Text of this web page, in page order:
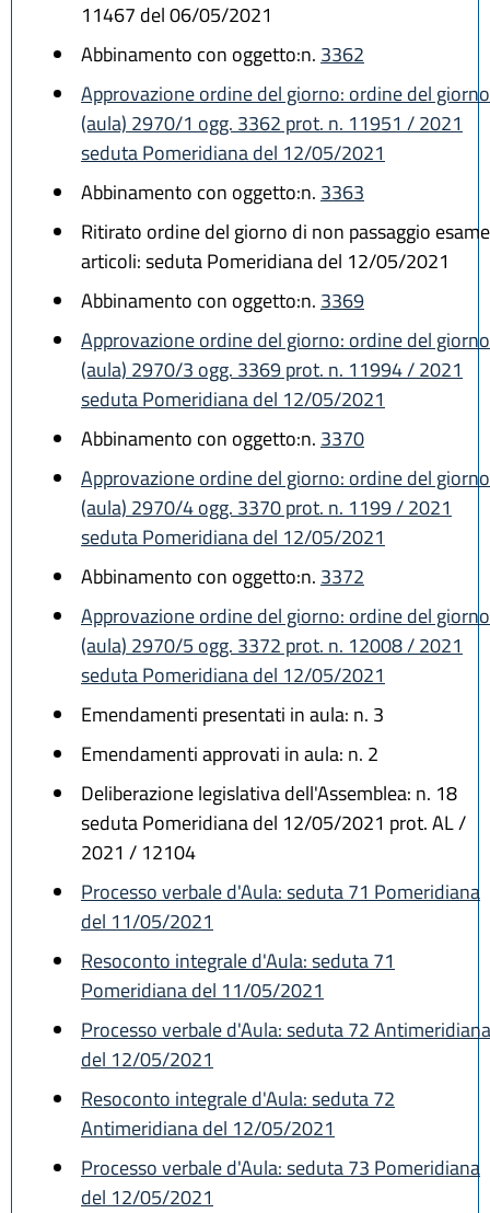
11467 del 06/05/2021
Abbinamento con oggetto:n. 3362
Approvazione ordine del giorno: ordine del giorno
(aula) 2970/1 ogg. 3362 prot. n. 11951 / 2021
seduta Pomeridiana del 12/05/2021
Abbinamento con oggetto:n. 3363
Ritirato ordine del giorno di non passaggio esame
articoli: seduta Pomeridiana del 12/05/2021
Abbinamento con oggetto:n. 3369
Approvazione ordine del giorno: ordine del giorno
(aula) 2970/3 ogg. 3369 prot. n. 11994 / 2021
seduta Pomeridiana del 12/05/2021
Abbinamento con oggetto:n. 3370
Approvazione ordine del giorno: ordine del giorno
(aula) 2970/4 ogg. 3370 prot. n. 1199 / 2021
seduta Pomeridiana del 12/05/2021
Abbinamento con oggetto:n. 3372
Approvazione ordine del giorno: ordine del giorno
(aula) 2970/5 ogg. 3372 prot. n. 12008 / 2021
seduta Pomeridiana del 12/05/2021
Emendamenti presentati in aula: n. 3
Emendamenti approvati in aula: n. 2
Deliberazione legislativa dell'Assemblea: n. 18
seduta Pomeridiana del 12/05/2021 prot. AL /
2021 / 12104
Processo verbale d'Aula: seduta 71 Pomeridiana
del 11/05/2021
Resoconto integrale d'Aula: seduta 71
Pomeridiana del 11/05/2021
Processo verbale d'Aula: seduta 72 Antimeridiana
del 12/05/2021
Resoconto integrale d'Aula: seduta 72
Antimeridiana del 12/05/2021
Processo verbale d'Aula: seduta 73 Pomeridiana
del 12/05/2021